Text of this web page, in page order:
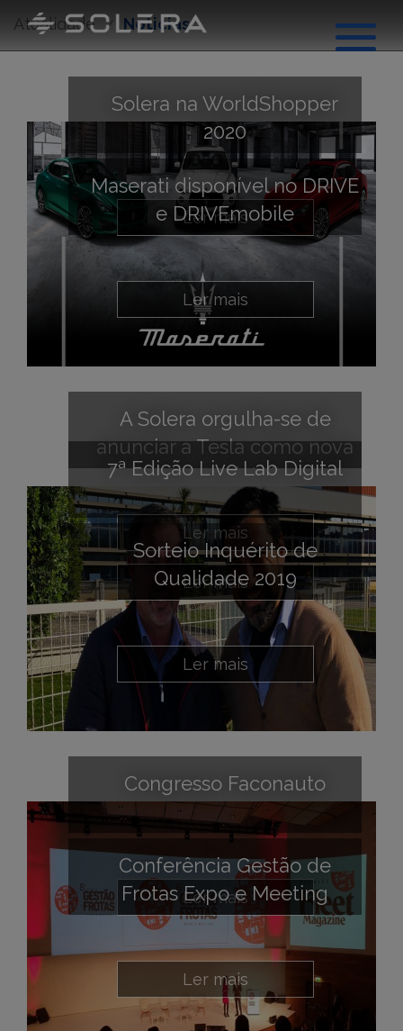
Sobre nós
Atualidade Noticias
Solera na WorldShopper
2020
Ler mais
Maserati disponível no DRIVE
e DRIVEmobile
Ler mais
A Solera orgulha-se de
anunciar a Tesla como nova
oferta na sua plataforma de
cálculo.
Ler mais
7ª Edição Live Lab Digital
Ler mais
Sorteio Inquérito de
Qualidade 2019
Ler mais
Congresso Faconauto
Ler mais
Conferência Gestão de
Frotas Expo e Meeting
Ler mais